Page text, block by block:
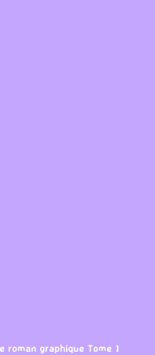
roman graphique Tome 1